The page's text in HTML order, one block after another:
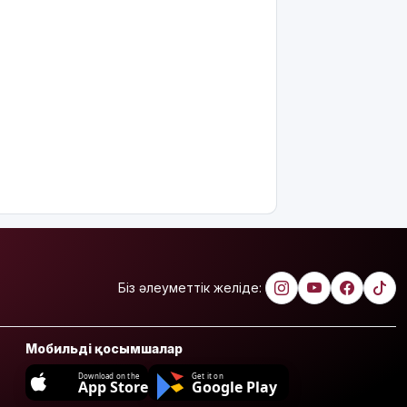
Венесуэлада
7 тамызға
арналған
ауа райы
болжамы
Біз әлеуметтік желіде:
Мобильді қосымшалар
Download on the
App Store
Get it on
Google Play